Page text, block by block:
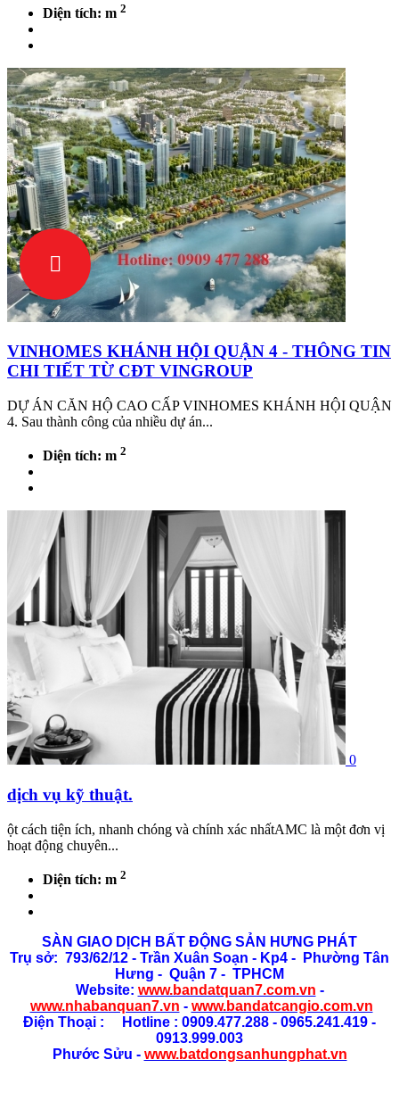
Diện tích: m 2
VINHOMES KHÁNH HỘI QUẬN 4 - THÔNG TIN
CHI TIẾT TỪ CĐT VINGROUP
DỰ ÁN CĂN HỘ CAO CẤP VINHOMES KHÁNH HỘI QUẬN
4. Sau thành công của nhiều dự án...
Diện tích: m 2
0
dịch vụ kỹ thuật.
ột cách tiện ích, nhanh chóng và chính xác nhấtAMC là một đơn vị
hoạt động chuyên...
Diện tích: m 2
SÀN GIAO DỊCH BẤT ĐỘNG SẢN HƯNG PHÁT
Trụ sở: 793/62/12 - Trần Xuân Soạn - Kp4 - Phường Tân
Hưng - Quận 7 - TPHCM
Website: www.bandatquan7.com.vn -
www.nhabanquan7.vn - www.bandatcangio.com.vn
Điện Thoại : Hotline : 0909.477.288 - 0965.241.419 -
0913.999.003
Phước Sửu - www.batdongsanhungphat.vn